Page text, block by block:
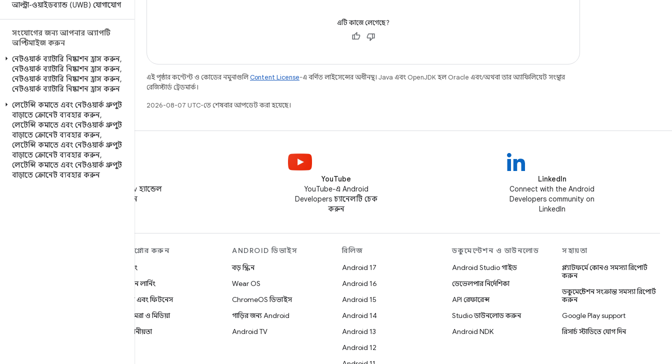
আল্ট্রা-ওয়াইডব্যান্ড (UWB) যোগাযোগ
সংযোগের জন্য আপনার অ্যাপটি
অপ্টিমাইজ করুন
নেটওয়ার্ক ব্যাটারি নিষ্কাশন হ্রাস করুন,
নেটওয়ার্ক ব্যাটারি নিষ্কাশন হ্রাস করুন,
নেটওয়ার্ক ব্যাটারি নিষ্কাশন হ্রাস করুন,
নেটওয়ার্ক ব্যাটারি নিষ্কাশন হ্রাস করুন
লেটেন্সি কমাতে এবং নেটওয়ার্ক থ্রুপুট
বাড়াতে ক্রোনেট ব্যবহার করুন,
লেটেন্সি কমাতে এবং নেটওয়ার্ক থ্রুপুট
বাড়াতে ক্রোনেট ব্যবহার করুন,
লেটেন্সি কমাতে এবং নেটওয়ার্ক থ্রুপুট
বাড়াতে ক্রোনেট ব্যবহার করুন,
লেটেন্সি কমাতে এবং নেটওয়ার্ক থ্রুপুট
বাড়াতে ক্রোনেট ব্যবহার করুন
এটি কাজে লেগেছে?
এই পৃষ্ঠার কন্টেন্ট ও কোডের নমুনাগুলিContent License-এ বর্ণিত লাইসেন্সের অধীনস্থ। Java এবং OpenJDK হল Oracle এবং/অথবা তার অ্যাফিলিয়েট সংস্থার
রেজিস্টার্ড ট্রেডমার্ক।
2026-08-07 UTC-তে শেষবার আপডেট করা হয়েছে।
X-এ @AndroidDev হ্যান্ডেল
ফলো করুন
YouTube
YouTube-এ Android
Developers চ্যানেলটি চেক
করুন
LinkedIn
Connect with the Android
Developers community on
LinkedIn
এক্সপ্লোর করুন
গেমিং
মেশিন লার্নিং
স্বাস্থ্য এবং ফিটনেস
ক্যামেরা ও মিডিয়া
গোপনীয়তা
ANDROID ডিভাইস
বড় স্ক্রিন
Wear OS
ChromeOS ডিভাইস
গাড়ির জন্য Android
Android TV
রিলিজ
Android 17
Android 16
Android 15
Android 14
Android 13
Android 12
ডকুমেন্টেশন ও ডাউনলোড
Android Studio গাইড
ডেভেলপার নির্দেশিকা
API রেফারেন্স
Studio ডাউনলোড করুন
Android NDK
সহায়তা
প্ল্যাটফর্মে কোনও সমস্যা রিপোর্ট
করুন
ডকুমেন্টেশন সংক্রান্ত সমস্যা রিপোর্ট
করুন
Google Play support
রিসার্চ স্টাডিতে যোগ দিন